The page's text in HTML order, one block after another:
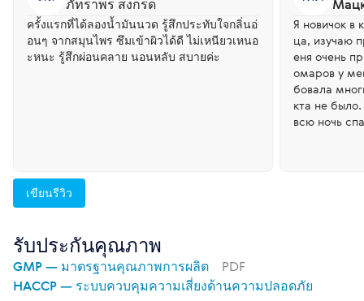
ภัทราพร สงกรด
ครั้งแรกที่ได้ลองน้ำมันนวด รู้สึกประทับใจกลิ่นอ่
อนๆ จากสมุนไพร ซึมเข้าผิวได้ดี ไม่เหนียวเหนอ
ะหนะ รู้สึกผ่อนคลาย นอนหลับ สบายค่ะ
Я новичок в
ца, изучаю
еня очень
омаров у
бовала
кта не
всю ночь
เขียนรีวิว
รับประกันคุณภาพ
GMP — มาตรฐานคุณภาพการผลิต
PDF
HACCP — ระบบควบคุมความเสี่ยงด้านความปลอดภัย